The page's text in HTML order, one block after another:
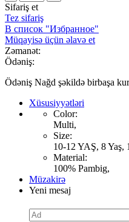
Sifariş et
Tez sifariş
В список "Избранное"
Müqayisə üçün əlavə et
Zəmanət:
Ödəniş:
Ödəniş Nağd şəkildə birbaşa
Xüsusiyyətləri
Color:
Multi,
Size:
10-12 YAŞ, 8 Yaş,
Material:
100% Pambig,
Müzakirə
Yeni mesaj